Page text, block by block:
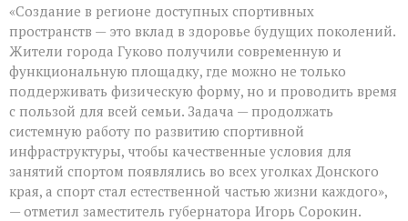
«Создание в регионе доступных спортивных
пространств — это вклад в здоровье будущих поколений.
Жители города Гуково получили современную и
функциональную площадку, где можно не только
поддерживать физическую форму, но и проводить время
с пользой для всей семьи. Задача — продолжать
системную работу по развитию спортивной
инфраструктуры, чтобы качественные условия для
занятий спортом появлялись во всех уголках Донского
края, а спорт стал естественной частью жизни каждого»,
— отметил заместитель губернатора Игорь Сорокин.